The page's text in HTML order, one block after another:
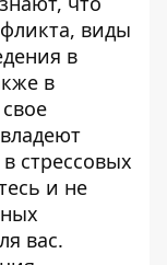
виды
в
в
стрессовых
и не
вас.